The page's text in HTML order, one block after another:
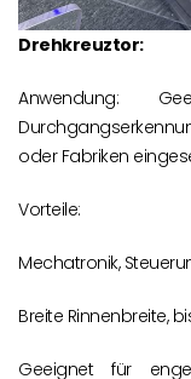
Drehkreuztor:
Anwendung:
oder Fabriken
Vorteile:
Mechatronik,
Breite Rinnenbreite,
Geeignet für